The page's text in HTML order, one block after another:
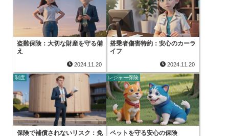
盗難保険：大切な財産を守る備
え
2024.11.20
搭乗者傷害特約：安心のカーラ
イフ
2024.11.20
制度
保険で補償されないリスク：免
レジャー保険
ペットを守る安心の保険